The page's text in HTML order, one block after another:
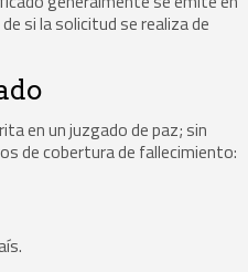
si la solicitud se realiza de
en un juzgado de paz; sin
de cobertura de fallecimiento: